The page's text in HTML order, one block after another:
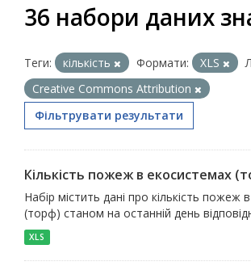
36 набори даних
Теги: кількість Формати: XLS
Creative Commons Attribution
Фільтрувати результати
Кількість пожеж в екосистемах
Набір містить дані про кількість пожеж
(торф) станом на останній день
XLS